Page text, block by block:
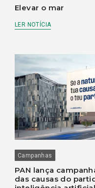
Elevar o mar
LER NOTÍCIA
Campanhas
PAN lança
das causas do